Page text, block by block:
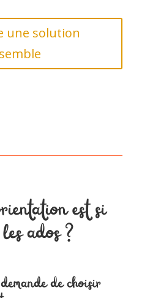
une solution
est si
ados ?
de choisir